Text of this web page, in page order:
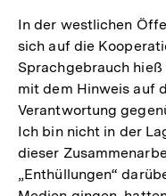
In der westlichen
sich auf die
Sprachgebrauch
mit dem Hinweis auf
Verantwortung
Ich bin nicht in der
dieser
„Enthüllungen“